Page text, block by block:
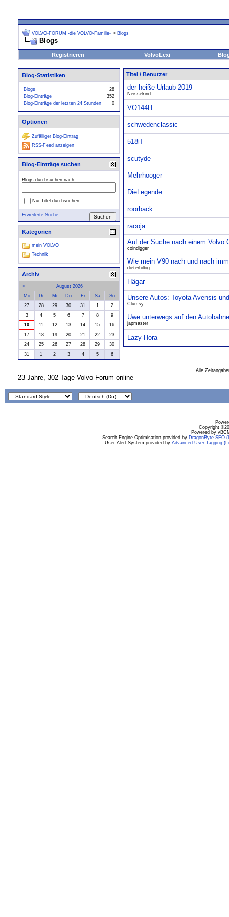
VOLVO-FORUM -die VOLVO-Familie- > Blogs
Blogs
Registrieren VolvoLexi
Titel / Benutzer
der heiße Urlaub 2019
Neissekind
VO144H
schwedenclassic
518iT
scutyde
Mehrhooger
DieLegende
roorback
racoja
Auf der Suche nach einem Volvo
coindigger
Wie mein V90 nach und nach
dieterhilbig
Hägar
Unsere Autos: Toyota Avensis
Clumsy
Uwe unterwegs auf den
japmaster
Lazy-Hora
Blog-Statistiken
Blogs
28
Blog-Einträge
352
Blog-Einträge der letzten 24 Stunden
0
Optionen
Zufälliger Blog-Eintrag
RSS-Feed anzeigen
Blog-Einträge suchen
Blogs durchsuchen nach:
Nur Titel durchsuchen
Erweiterte Suche
Kategorien
mein VOLVO
Technik
Archiv
<
August 2026
Mo
Di Mi Do Fr Sa
So
27
28 29 30 31 1
2
3
4 5 6 7 8
9
10
11 12 13 14 15
16
17
18 19 20 21 22
23
24
25 26 27 28 29
30
31
1 2 3 4 5 6
Alle
23 Jahre, 302 Tage Volvo-Forum online
Copyright
Powered by
Search Engine Optimisation provided by DragonByte SEO
User Alert System provided by Advanced User Tagging